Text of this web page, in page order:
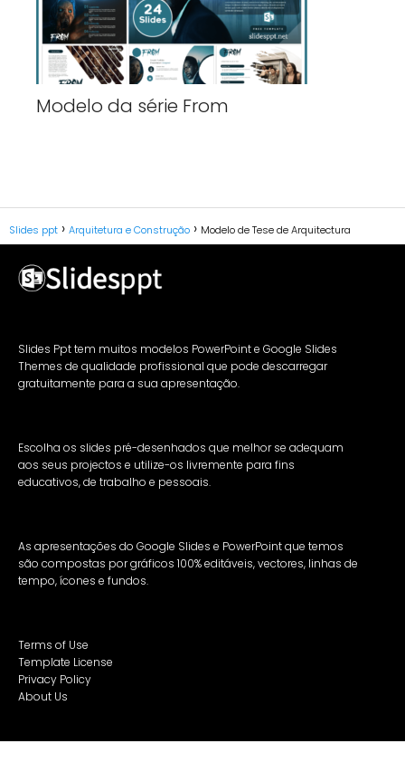
Modelo da série From
Slides ppt Arquitetura e Construção Modelo de Tese de Arquitectura
Slides Ppt tem muitos modelos PowerPoint e Google Slides
Themes de qualidade profissional que pode descarregar
gratuitamente para a sua apresentação.
Escolha os slides pré-desenhados que melhor se adequam
aos seus projectos e utilize-os livremente para fins
educativos, de trabalho e pessoais.
As apresentações do Google Slides e PowerPoint que temos
são compostas por gráficos 100% editáveis, vectores, linhas de
tempo, ícones e fundos.
Terms of Use
Template License
Privacy Policy
About Us